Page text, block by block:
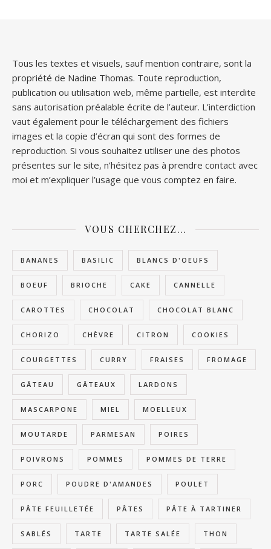
Tous les textes et visuels, sauf mention contraire, sont la
propriété de Nadine Thomas. Toute reproduction,
publication ou utilisation web, même partielle, est interdite
sans autorisation préalable écrite de l’auteur. L’interdiction
vaut également pour le téléchargement des fichiers
images et la copie d’écran qui sont des formes de
reproduction. Si vous souhaitez utiliser une des photos
présentes sur le site, n’hésitez pas à prendre contact avec
moi et m’expliquer l’usage que vous comptez en faire.
VOUS CHERCHEZ…
BANANES BASILIC BLANCS D'OEUFS
BOEUF BRIOCHE CAKE CANNELLE
CAROTTES CHOCOLAT CHOCOLAT BLANC
CHORIZO CHÈVRE CITRON COOKIES
COURGETTES CURRY FRAISES FROMAGE
GÂTEAU GÂTEAUX LARDONS
MASCARPONE MIEL MOELLEUX
MOUTARDE PARMESAN POIRES
POIVRONS POMMES POMMES DE TERRE
PORC POUDRE D'AMANDES POULET
PÂTE FEUILLETÉE PÂTES PÂTE À TARTINER
SABLÉS TARTE TARTE SALÉE THON